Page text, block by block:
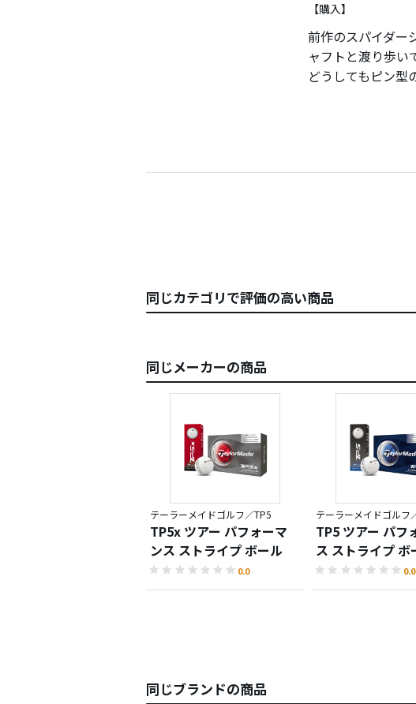
【購入】
前作のスパイダー
ャフトと渡り歩い
どうしてもピン型
かったりと苦労
やはり手首が遊
っすぐ進みます。
インサートの部
後はビミョーな
同じカテゴリで評価の高い商品
同じメーカーの商品
テーラーメイドゴルフ／TP5
TP5x ツアー パフォーマ
ンス ストライプ ボール
0.0
テーラーメイドゴルフ
TP5 ツアー パフ
ス ストライプ ボ
0.0
同じブランドの商品